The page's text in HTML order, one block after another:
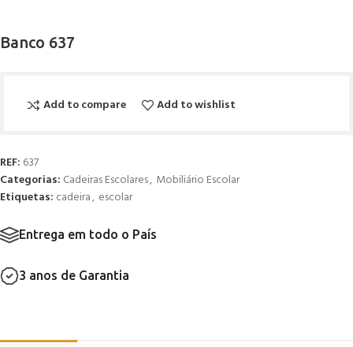
Banco 637
Add to compare Add to wishlist
REF: 637
Categorias: Cadeiras Escolares, Mobiliário Escolar
Etiquetas: cadeira, escolar
Entrega em todo o País
3 anos de Garantia